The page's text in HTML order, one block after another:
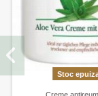
Stoc
Creme